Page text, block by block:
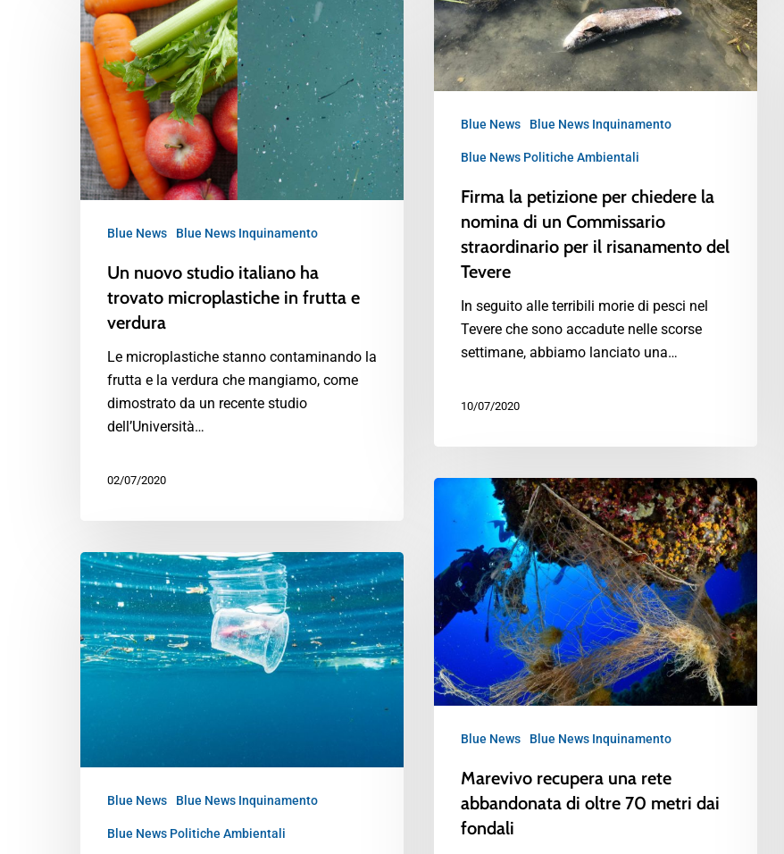
Blue News Blue News Inquinamento
Blue News Politiche Ambientali
Firma la petizione per chiedere la
nomina di un Commissario
straordinario per il risanamento del
Tevere
In seguito alle terribili morie di pesci nel
Tevere che sono accadute nelle scorse
settimane, abbiamo lanciato una…
10/07/2020
Blue News Blue News Inquinamento
Un nuovo studio italiano ha
trovato microplastiche in frutta e
verdura
Le microplastiche stanno contaminando la
frutta e la verdura che mangiamo, come
dimostrato da un recente studio
dell’Università…
02/07/2020
Blue News Blue News Inquinamento
Marevivo recupera una rete
abbandonata di oltre 70 metri dai
fondali
Blue News Blue News Inquinamento
Blue News Politiche Ambientali